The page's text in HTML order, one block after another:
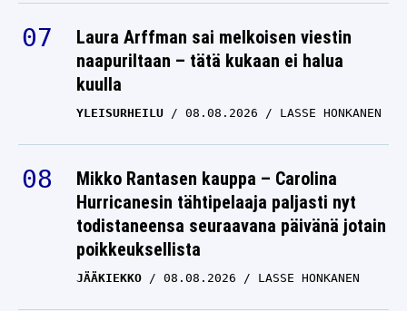
Laura Arffman sai melkoisen viestin
naapuriltaan – tätä kukaan ei halua
kuulla
YLEISURHEILU 08.08.2026 LASSE HONKANEN
Mikko Rantasen kauppa – Carolina
Hurricanesin tähtipelaaja paljasti nyt
todistaneensa seuraavana päivänä jotain
poikkeuksellista
JÄÄKIEKKO 08.08.2026 LASSE HONKANEN